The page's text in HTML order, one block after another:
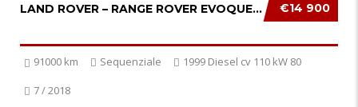
€14 900
LAND ROVER – RANGE ROVER EVOQUE 2.0 TD4 150C...
91000 km Sequenziale
1999 Diesel cv 110 kW 80
7 / 2018